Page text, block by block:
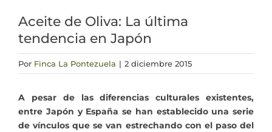
Aceite de Oliva: La última
tendencia en Japón
Por Finca La Pontezuela | 2 diciembre 2015
A pesar de las diferencias culturales existentes,
entre Japón y España se han establecido una serie
de vínculos que se van estrechando con el paso del